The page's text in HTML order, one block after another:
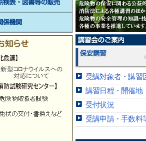
受講対象者・講習
講習日程・開催地
受付状況
受講申請・手数料